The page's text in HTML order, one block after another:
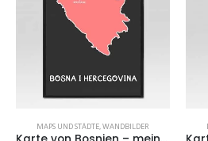
MAPS UND STÄDTE,WANDBILDER